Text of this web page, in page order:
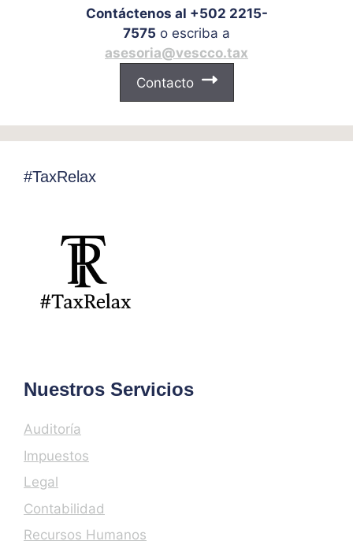
Contáctenos al +502 2215-
7575 o escriba a
asesoria@vescco.tax
Contacto
#TaxRelax
Nuestros Servicios
Auditoría
Impuestos
Legal
Contabilidad
Recursos Humanos